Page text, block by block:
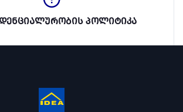
პოლიტიკა